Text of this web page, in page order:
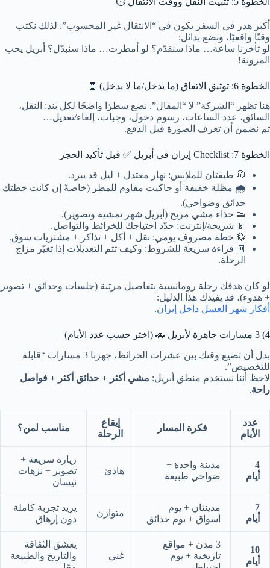
أكبر هدر في السفر يكون في “الانتقال غير المحسوب”. لذلك نكتب
وقتًا واقعيًا، ونضع بدائل:
لو تأخرنا ساعة… ماذا سنقدّم؟ لو أمطرت… ماذا سنبدّل؟ أبريل يحب
المرونة!
الخطوة 6: توثيق الاتفاق (ما يدخل/ما لا يدخل) 🧾
هنا تظهر “الشركة” لا “المقال”. نضع سطرًا واضحًا لكل بند: النقل،
السائق، عدد الساعات، رسوم دخول، وجبات، إلغاء/تعديل…
ثم نضمن أن تعرف الصورة قبل الدفع.
الخطوة 7: Checklist إيران في أبريل
✅ قبل تأكيد الحجز
🧥 طبقتان للملابس: نهار معتدل + ليل قد يبرد.
🌧️ مظلة خفيفة أو جاكيت مقاوم للمطر (خاصةً إن كانت خطتك
حدائق وضواحي).
👟 حذاء مشي مريح (أبريل شهر تمشية وتصوير).
📱 شريحة/إنترنت: حدّد احتياجك للخرائط والتواصل.
💱 خطة مصروف يومي: نقل + أكل + تذاكر + مشتريات سوق.
🧾 قراءة سريعة للشروط: وكيف تتم التعديلات إذا تغيّر مزاج
الرحلة.
لو كان هدفك رحلة رومانسية بتفاصيل مرتبة (جلسات وحدائق + تصوير
+ هدوء)، قد يفيدك هذا الدليل:
أفكار شهر العسل داخل إيران.
4) 3 مسارات جاهزة لأبريل 🚗 (اختر حسب عدد الأيام)
بدل أن تضيع وقتك بين عشرات الخرائط، جهزنا 3 مسارات “قابلة
للتخصيص”.
لاحظ أننا نستخدم منطق أبريل: مشي أكثر + حدائق أكثر + فواصل
راحة.
عدد
الأيام
فكرة المسار
إيقاع
الرحلة
مناسب لمن؟
4
أيام
مدينة واحدة +
ضواحي طبيعة
هادئ
زيارة سريعة +
تصوير + نزهات
نيسان
7
أيام
مدينتان + يوم
أسواق + يوم حدائق
متوازن
يريد تجربة كاملة
دون إرهاق
10
أيام
3 مدن + مواقع
تاريخية + يوم
غني
يعشق الثقافة
والتاريخ والطبيعة